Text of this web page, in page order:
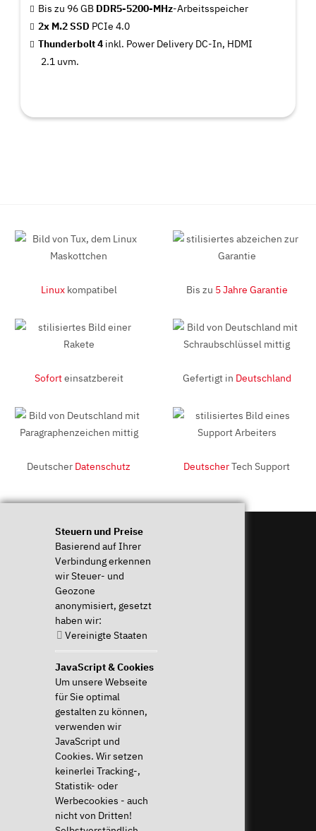
Steuern und Preise
Basierend auf Ihrer
Verbindung erkennen
wir Steuer- und
Geozone
anonymisiert, gesetzt
haben wir:
Vereinigte Staaten
JavaScript & Cookies
Um unsere Webseite
für Sie optimal
gestalten zu können,
verwenden wir
JavaScript und
Cookies. Wir setzen
keinerlei Tracking-,
Statistik- oder
Werbecookies - auch
nicht von Dritten!
Bis zu 96 GB DDR5-5200-MHz-Arbeitsspeicher
2x M.2 SSD PCIe 4.0
Thunderbolt 4 inkl. Power Delivery DC-In, HDMI
2.1 uvm.
Linuxkompatibel Bis zu 5 Jahre Garantie
Soforteinsatzbereit Gefertigt in Deutschland
Deutscher Datenschutz DeutscherTech Support
Beratung
Beratung
Widerruf ausführen
Über TUXEDO
TUXEDO Tomte
TUXEDO OS
Individuelle Logos und
Tastaturen
Hilfe & Support
Downloads & Treiber
Systemdiagnose